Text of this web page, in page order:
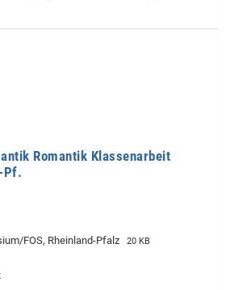
Romantik Klassenarbeit
Pf.
FOS, Rheinland-Pfalz 20 KB